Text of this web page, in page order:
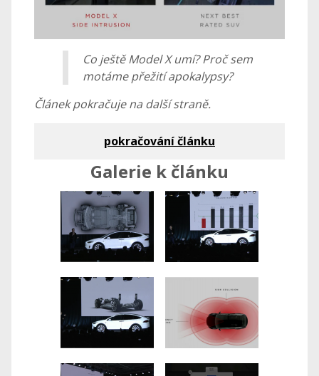
Co ještě Model X umí? Proč sem
motáme přežití apokalypsy?
Článek pokračuje na další straně.
pokračování článku
Galerie k článku